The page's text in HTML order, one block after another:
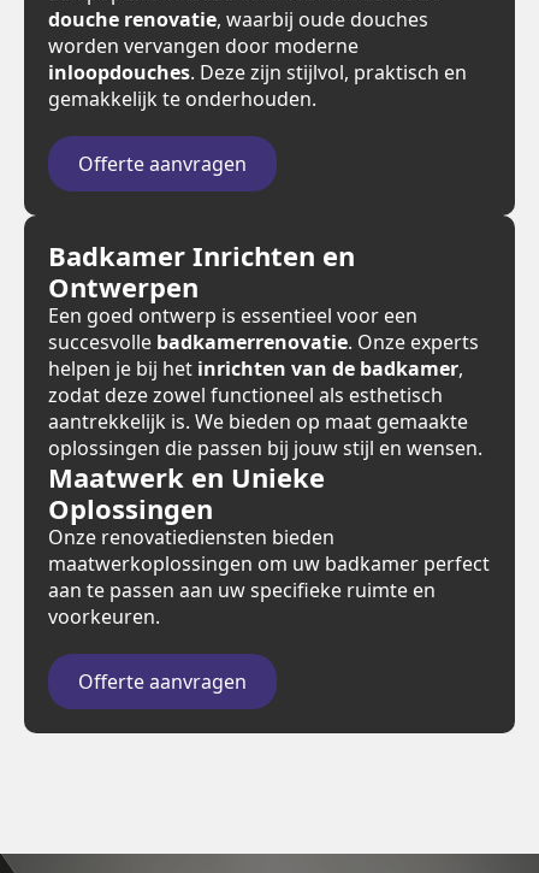
douche renovatie, waarbij oude douches
worden vervangen door moderne
inloopdouches. Deze zijn stijlvol, praktisch en
gemakkelijk te onderhouden.
Offerte aanvragen
Badkamer Inrichten en
Ontwerpen
Een goed ontwerp is essentieel voor een
succesvolle badkamerrenovatie. Onze experts
helpen je bij het inrichten van de badkamer,
zodat deze zowel functioneel als esthetisch
aantrekkelijk is. We bieden op maat gemaakte
oplossingen die passen bij jouw stijl en wensen.
Maatwerk en Unieke
Oplossingen
Onze renovatiediensten bieden
maatwerkoplossingen om uw badkamer perfect
aan te passen aan uw specifieke ruimte en
voorkeuren.
Offerte aanvragen